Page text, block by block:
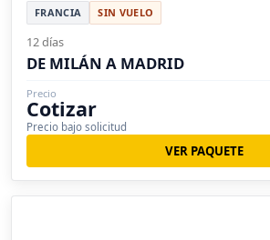
FRANCIA SIN VUELO
12 días
DE MILÁN A MADRID
Precio
Cotizar
Precio bajo solicitud
VER PAQUETE